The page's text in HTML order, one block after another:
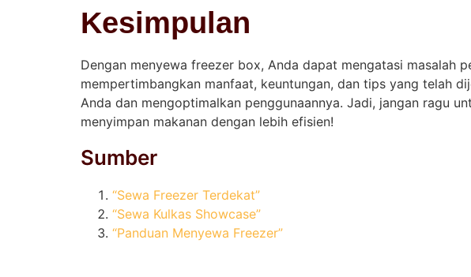
Kesimpulan
Dengan menyewa freezer box, Anda dapat mengatasi masalah
mempertimbangkan manfaat, keuntungan, dan tips yang telah
Anda dan mengoptimalkan penggunaannya. Jadi, jangan ragu
menyimpan makanan dengan lebih efisien!
Sumber
“Sewa Freezer Terdekat”
“Sewa Kulkas Showcase”
“Panduan Menyewa Freezer”